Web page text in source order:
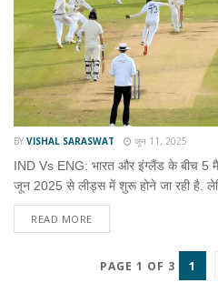
BY VISHAL SARASWAT जून 11, 2025
IND Vs ENG: भारत और इंग्लैंड के बीच 5
जून 2025 से लीड्स में शुरू होने जा रही है.
READ MORE
PAGE 1 OF 3 1